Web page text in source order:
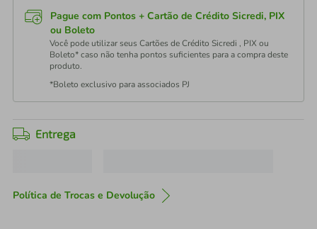
Pague com Pontos + Cartão de Crédito Sicredi, PIX
ou Boleto
Você pode utilizar seus Cartões de Crédito Sicredi , PIX ou
Boleto* caso não tenha pontos suficientes para a compra deste
produto.
*Boleto exclusivo para associados PJ
Entrega
Política de Trocas e Devolução